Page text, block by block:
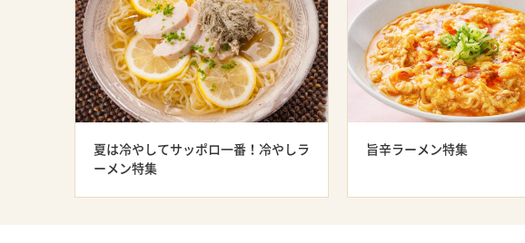
夏は冷やしてサッポロ一番！冷やしラ
ーメン特集
旨辛ラーメン特集